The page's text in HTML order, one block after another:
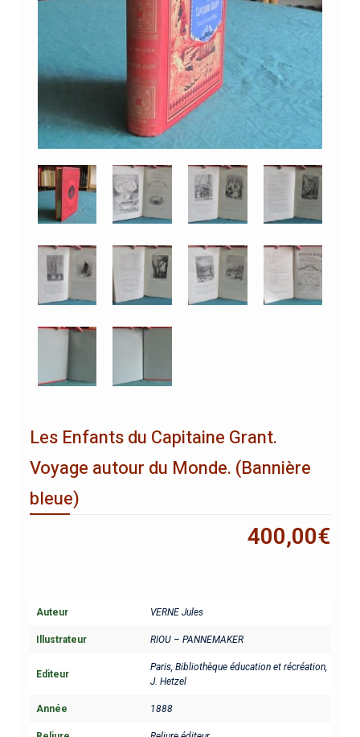
Les Enfants du Capitaine Grant.
Voyage autour du Monde. (Bannière
bleue)
400,00€
Auteur VERNE Jules
Illustrateur RIOU – PANNEMAKER
Editeur
Paris, Bibliothèque éducation et récréation,
J. Hetzel
Année 1888